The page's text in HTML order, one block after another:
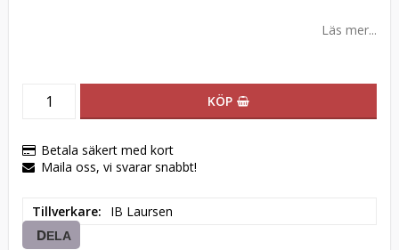
Läs mer...
KÖP
Betala säkert med kort
Maila oss, vi svarar snabbt!
Tillverkare IB Laursen
DELA